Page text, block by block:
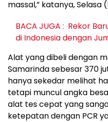
massal,” katanya, Selasa
BACA JUGA : Rekor
di Indonesia dengan
Alat yang dibeli dengan
Samarinda sebesar 370
hanya sekedar melihat
tetapi muncul angka
alat tes cepat yang
ketepatan dengan PCR